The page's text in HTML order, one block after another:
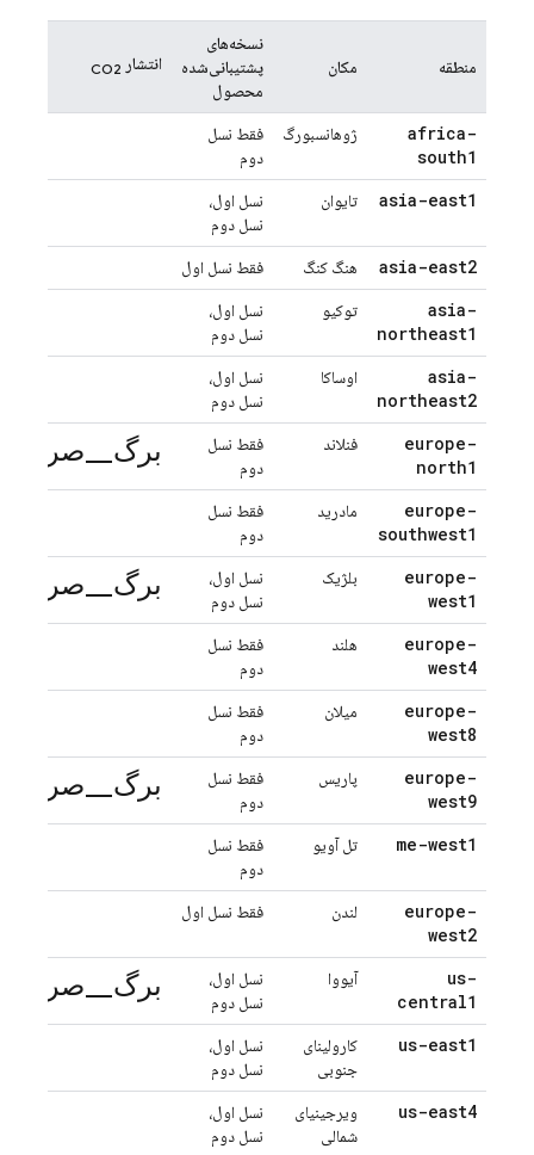
منطقه مکان
نسخه‌های
پشتیبانی‌شده
محصول
انتشار CO2
africa-
south1
ژوهانسبورگ
فقط نسل
دوم
asia-east1 تایوان
نسل اول،
نسل دوم
asia-east2 هنگ کنگ فقط نسل اول
asia-
northeast1
توکیو
نسل اول،
نسل دوم
asia-
northeast2
اوساکا
نسل اول،
نسل دوم
europe-
north1
فنلاند
فقط نسل
دوم
europe-
southwest1
مادرید
فقط نسل
دوم
europe-
west1
بلژیک
نسل اول،
نسل دوم
europe-
west4
هلند
فقط نسل
دوم
europe-
west8
میلان
فقط نسل
دوم
europe-
west9
پاریس
فقط نسل
دوم
me-west1 تل آویو
فقط نسل
دوم
europe-
west2
لندن فقط نسل اول
us-
central1
آیووا
نسل اول،
نسل دوم
us-east1
کارولینای
جنوبی
نسل اول،
نسل دوم
us-east4
ویرجینیای
شمالی
نسل اول،
نسل دوم